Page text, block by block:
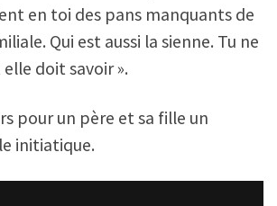
en toi des pans manquants de
Qui est aussi la sienne. Tu ne
doit savoir ».
pour un père et sa fille un
initiatique.